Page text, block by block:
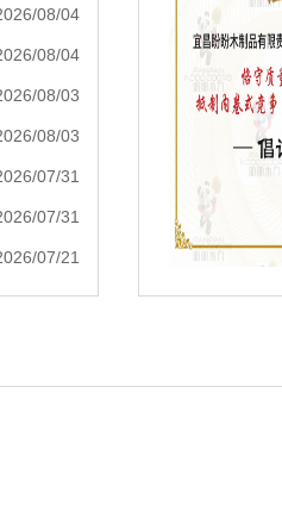
08/04
08/04
08/03
08/03
07/31
07/31
07/21